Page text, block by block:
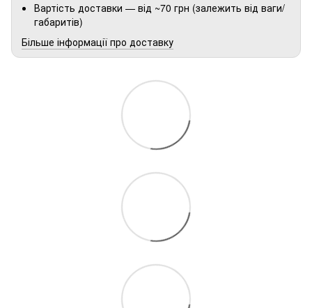
Вартість доставки — від ~70 грн (залежить від ваги/
габаритів)
Більше інформації про доставку